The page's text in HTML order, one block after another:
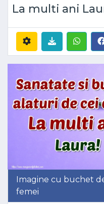
La multi ani
Imagine cu buchet
femei